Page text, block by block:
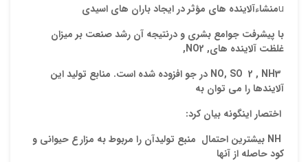
uمنشاءآلاینده های مؤثر در ایجاد باران های اسیدی
با پیشرفت جوامع بشری و درنتیجه آن رشد صنعت بر میزان
غلظت آلاینده های, NO2
,
NO, SO 2 , NH3
در جو افزوده شده است. منابع تولید این
آلایندها را می توان به
اختصار اینگونه بیان کرد:
بیشترین احتمال منبع تولیدآن را مربوط به مزارع حیوانی و
کود حاصله از آنها